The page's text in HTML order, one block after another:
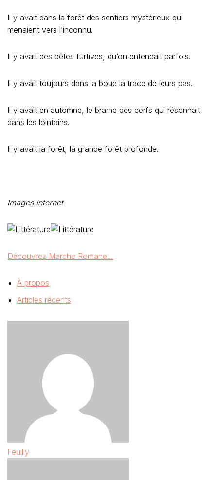
Il y avait dans la forêt des sentiers mystérieux qui
menaient vers l’inconnu.
Il y avait des bêtes furtives, qu’on entendait parfois.
Il y avait toujours dans la boue la trace de leurs pas.
Il y avait en automne, le brame des cerfs qui résonnait
dans les lointains.
Il y avait la forêt, la grande forêt profonde.
Images Internet
Découvrez Marche Romane…
À propos
Articles récents
Feuilly